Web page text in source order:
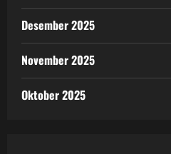
Desember 2025
November 2025
Oktober 2025